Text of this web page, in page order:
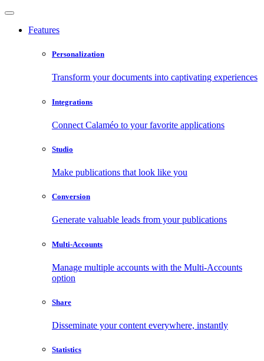
Features
Personalization
Transform your documents into captivating experiences
Integrations
Connect Calaméo to your favorite applications
Studio
Make publications that look like you
Conversion
Generate valuable leads from your publications
Multi-Accounts
Manage multiple accounts with the Multi-Accounts
option
Share
Disseminate your content everywhere, instantly
Statistics